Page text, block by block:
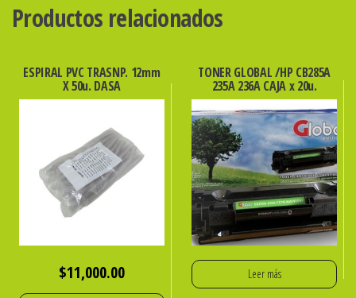
cantidad
Productos relacionados
ESPIRAL PVC TRASNP. 12mm
X 50u. DASA
$11,000.00
TONER GLOBAL /HP CB285A
235A 236A CAJA x 20u.
Leer más